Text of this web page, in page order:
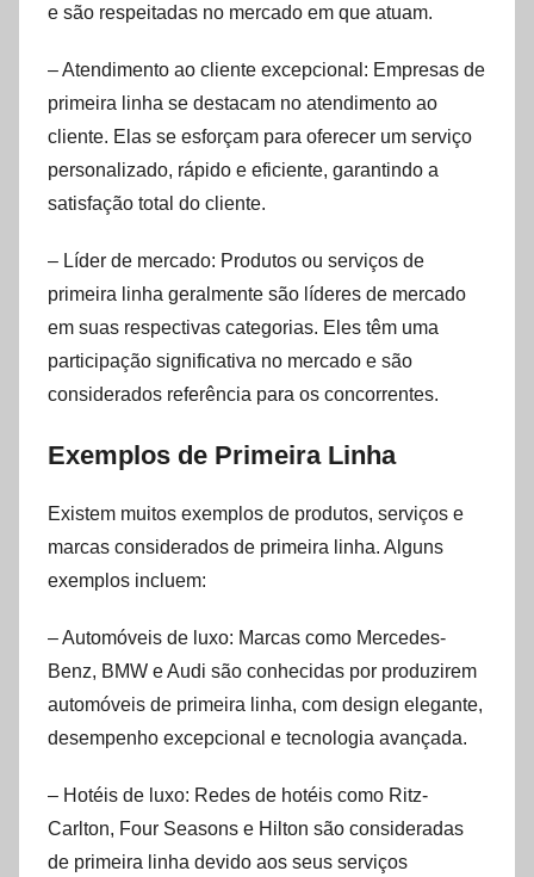
e são respeitadas no mercado em que atuam.
– Atendimento ao cliente excepcional: Empresas de
primeira linha se destacam no atendimento ao
cliente. Elas se esforçam para oferecer um serviço
personalizado, rápido e eficiente, garantindo a
satisfação total do cliente.
– Líder de mercado: Produtos ou serviços de
primeira linha geralmente são líderes de mercado
em suas respectivas categorias. Eles têm uma
participação significativa no mercado e são
considerados referência para os concorrentes.
Exemplos de Primeira Linha
Existem muitos exemplos de produtos, serviços e
marcas considerados de primeira linha. Alguns
exemplos incluem:
– Automóveis de luxo: Marcas como Mercedes-
Benz, BMW e Audi são conhecidas por produzirem
automóveis de primeira linha, com design elegante,
desempenho excepcional e tecnologia avançada.
– Hotéis de luxo: Redes de hotéis como Ritz-
Carlton, Four Seasons e Hilton são consideradas
de primeira linha devido aos seus serviços